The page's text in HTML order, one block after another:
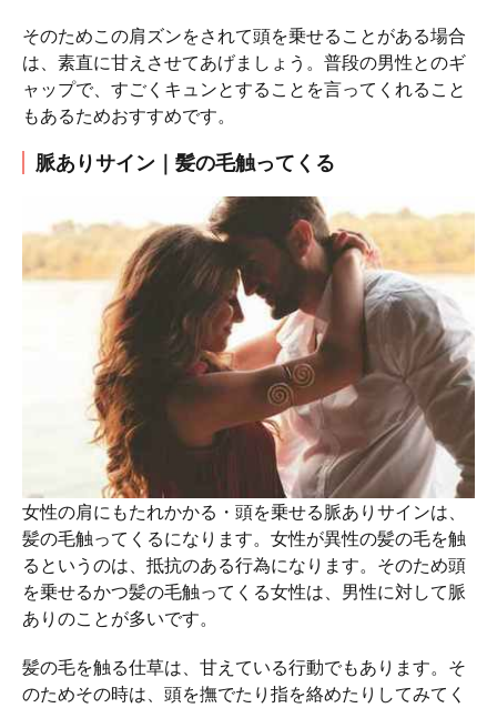
そのためこの肩ズンをされて頭を乗せることがある場合
は、素直に甘えさせてあげましょう。普段の男性とのギ
ャップで、すごくキュンとすることを言ってくれること
もあるためおすすめです。
脈ありサイン｜髪の毛触ってくる
女性の肩にもたれかかる・頭を乗せる脈ありサインは、
髪の毛触ってくるになります。女性が異性の髪の毛を触
るというのは、抵抗のある行為になります。そのため頭
を乗せるかつ髪の毛触ってくる女性は、男性に対して脈
ありのことが多いです。
髪の毛を触る仕草は、甘えている行動でもあります。そ
のためその時は、頭を撫でたり指を絡めたりしてみてく